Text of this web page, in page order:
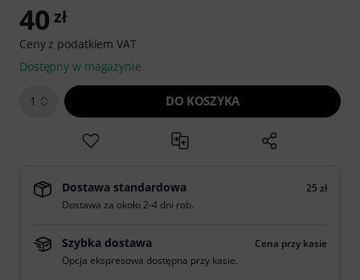
40 zł
Ceny z podatkiem VAT
Dostępny w magazynie
1 DO KOSZYKA
Dostawa standardowa
25 zł
Dostawa za około 2-4 dni rob.
Szybka dostawa
Cena przy kasie
Opcja ekspresowa dostępna przy kasie.